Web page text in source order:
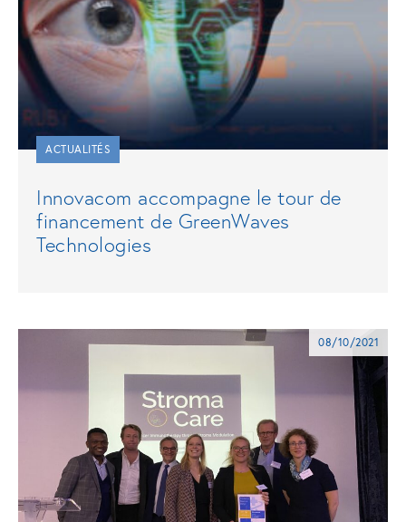
ACTUALITÉS
Innovacom accompagne le tour de
financement de GreenWaves
Technologies
08/10/2021